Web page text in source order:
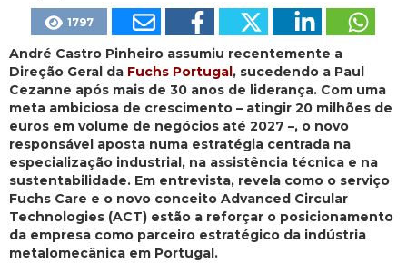
1797
André Castro Pinheiro assumiu recentemente a
Direção Geral da Fuchs Portugal, sucedendo a Paul
Cezanne após mais de 30 anos de liderança. Com uma
meta ambiciosa de crescimento – atingir 20 milhões de
euros em volume de negócios até 2027 –, o novo
responsável aposta numa estratégia centrada na
especialização industrial, na assistência técnica e na
sustentabilidade. Em entrevista, revela como o serviço
Fuchs Care e o novo conceito Advanced Circular
Technologies (ACT) estão a reforçar o posicionamento
da empresa como parceiro estratégico da indústria
metalomecânica em Portugal.